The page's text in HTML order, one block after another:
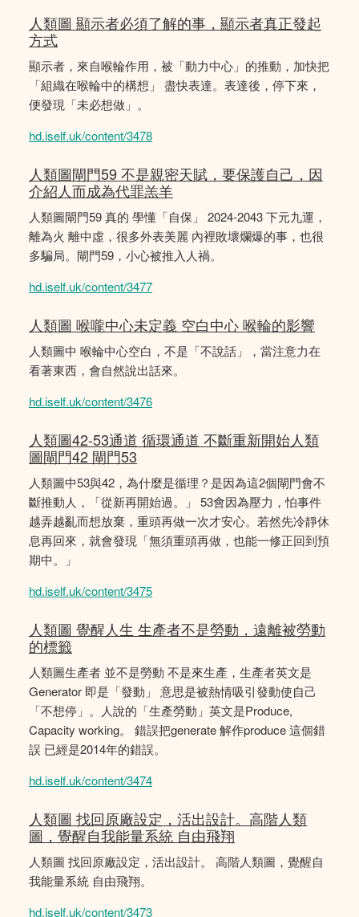
人類圖 顯示者必須了解的事，顯示者真正發起
方式
顯示者，來自喉輪作用，被「動力中心」的推動，加快把
「組織在喉輪中的構想」 盡快表達。表達後，停下來，
便發現「未必想做」。
hd.iself.uk/content/3478
人類圖閘門59 不是親密天賦，要保護自己，因
介紹人而成為代罪羔羊
人類圖閘門59 真的 學懂「自保」 2024-2043 下元九運，
離為火 離中虛，很多外表美麗 內裡敗壞爛爆的事，也很
多騙局。閘門59，小心被推入人禍。
hd.iself.uk/content/3477
人類圖 喉嚨中心未定義 空白中心 喉輪的影響
人類圖中 喉輪中心空白，不是「不說話」，當注意力在
看著東西，會自然說出話來。
hd.iself.uk/content/3476
人類圖42-53通道 循環通道 不斷重新開始人類
圖閘門42 閘門53
人類圖中53與42，為什麼是循理？是因為這2個閘門會不
斷推動人，「從新再開始過。」 53會因為壓力，怕事件
越弄越亂而想放棄，重頭再做一次才安心。若然先冷靜休
息再回來，就會發現「無須重頭再做，也能一修正回到預
期中。」
hd.iself.uk/content/3475
人類圖 覺醒人生 生產者不是勞動，遠離被勞動
的標籤
人類圖生產者 並不是勞動 不是來生產，生產者英文是
Generator 即是「發動」 意思是被熱情吸引發動使自己
「不想停」。人說的「生產勞動」英文是Produce,
Capacity working。 錯誤把generate 解作produce 這個錯
誤 已經是2014年的錯誤。
hd.iself.uk/content/3474
人類圖 找回原廠設定，活出設計。高階人類
圖，覺醒自我能量系統 自由飛翔
人類圖 找回原廠設定，活出設計。 高階人類圖，覺醒自
我能量系統 自由飛翔。
hd.iself.uk/content/3473